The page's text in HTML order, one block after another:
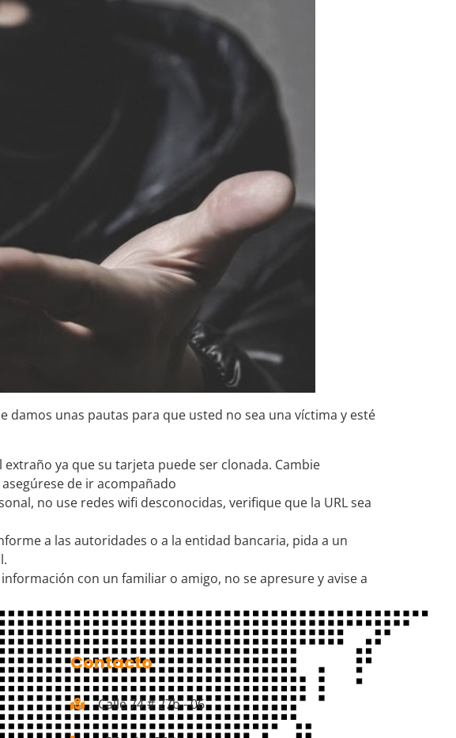
unas pautas para que usted no sea una víctima y esté
ya que su tarjeta puede ser clonada. Cambie
de ir acompañado
no use redes wifi desconocidas, verifique que la URL sea
a las autoridades o a la entidad bancaria, pida a un
con un familiar o amigo, no se apresure y avise a
Contacto
Calle 74 # 27b - 06